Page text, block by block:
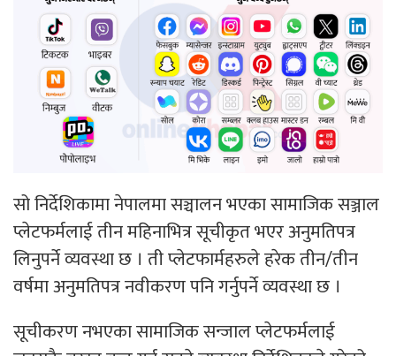
सो निर्देशिकामा नेपालमा सञ्चालन भएका सामाजिक सञ्जाल
प्लेटफर्मलाई तीन महिनाभित्र सूचीकृत भएर अनुमतिपत्र
लिनुपर्ने व्यवस्था छ । ती प्लेटफार्महरुले हरेक तीन/तीन
वर्षमा अनुमतिपत्र नवीकरण पनि गर्नुपर्ने व्यवस्था छ ।
सूचीकरण नभएका सामाजिक सन्जाल प्लेटफर्मलाई